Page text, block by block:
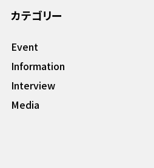
カテゴリー
Event
Information
Interview
Media